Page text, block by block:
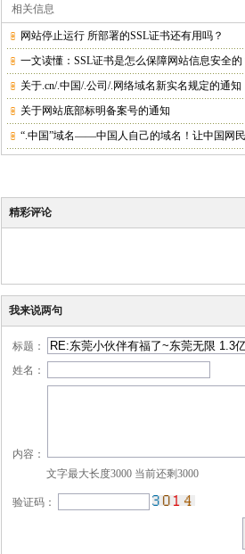
相关信息
网站停止运行 所部署的SSL证书还有用吗？
一文读懂：SSL证书是怎么保障网站信息安全的
关于.cn/.中国/.公司/.网络域名新实名规定的通知
关于网站底部标明备案号的通知
“.中国”域名——中国人自己的域名！让中国网
精彩评论
我来说两句
标题：
姓名：
内容：
文字最大长度3000 当前还剩3000
验证码：